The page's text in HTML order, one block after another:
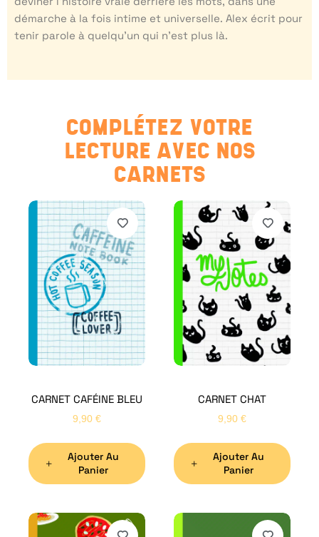
démarche à la fois intime et universelle. Alex écrit pour
tenir parole à quelqu’un qui n’est plus là.
COMPLÉTEZ VOTRE
LECTURE AVEC NOS
CARNETS
CARNET CAFÉINE BLEU
9,90 €
Ajouter Au
Panier
CARNET CHAT
9,90 €
Ajouter Au
Panier